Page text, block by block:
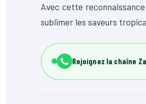
Avec cette
sublimer les saveurs
Rejoignez la chaîne